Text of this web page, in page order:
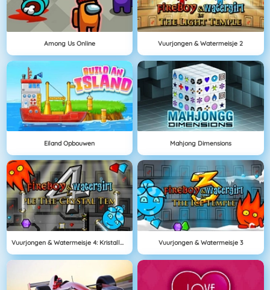
Among Us Online Vuurjongen & Watermeisje 2
Eiland Opbouwen Mahjong Dimensions
Vuurjongen & Watermeisje 4: Kristallen Tempel Vuurjongen & Watermeisje 3